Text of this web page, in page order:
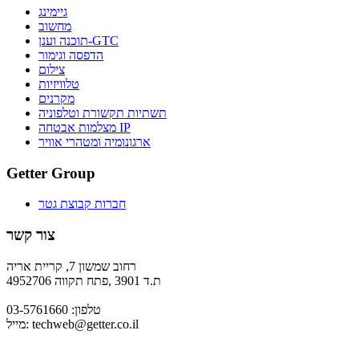
גיימינג
מחשוב
תוכנה וענן-GTC
הדפסה וגימור
צילום
טלוויזיות
מקרנים
תשתיות תקשורת וטלפוניה
מצלמות אבטחה IP
ארגונומיה ומטהרי אוויר
Getter Group
חברות קבוצת גטר
צור קשר
רחוב שמשון 7, קריית אריה
ת.ד 3901 ,פתח תקווה 4952706
טלפון: 03-5761660
מייל: techweb@getter.co.il